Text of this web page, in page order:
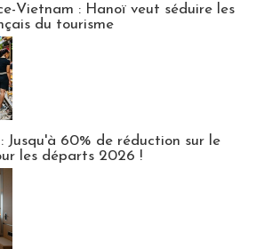
Vietnam : Hanoï veut séduire les
du tourisme
Jusqu'à 60% de réduction sur le
les départs 2026 !